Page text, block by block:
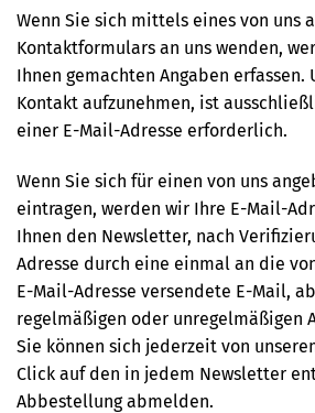
Wenn Sie sich mittels eines von uns
Kontaktformulars an uns wenden,
Ihnen gemachten Angaben erfassen.
Kontakt aufzunehmen, ist
einer E-Mail-Adresse erforderlich.
Wenn Sie sich für einen von uns
eintragen, werden wir Ihre E-Mail-
Ihnen den Newsletter, nach
Adresse durch eine einmal an die
E-Mail-Adresse versendete E-Mail,
regelmäßigen oder unregelmäßigen
Sie können sich jederzeit von
Click auf den in jedem Newsletter
Abbestellung abmelden.